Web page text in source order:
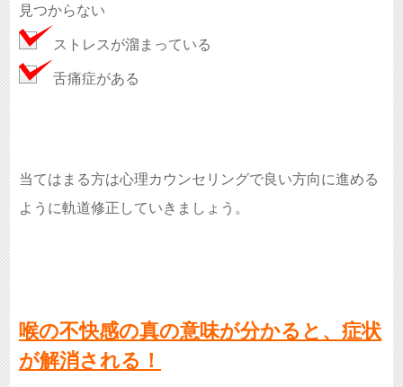
見つからない
ストレスが溜まっている
舌痛症がある
当てはまる方は心理カウンセリングで良い方向に進める
ように軌道修正していきましょう。
喉の不快感の真の意味が分かると、症状
が解消される！